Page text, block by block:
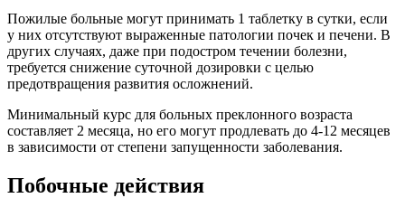
Пожилые больные могут принимать 1 таблетку в сутки, если
у них отсутствуют выраженные патологии почек и печени. В
других случаях, даже при подостром течении болезни,
требуется снижение суточной дозировки с целью
предотвращения развития осложнений.
Минимальный курс для больных преклонного возраста
составляет 2 месяца, но его могут продлевать до 4-12 месяцев
в зависимости от степени запущенности заболевания.
Побочные действия